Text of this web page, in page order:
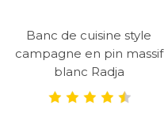
Banc de cuisine style
campagne en pin massif
blanc Radja